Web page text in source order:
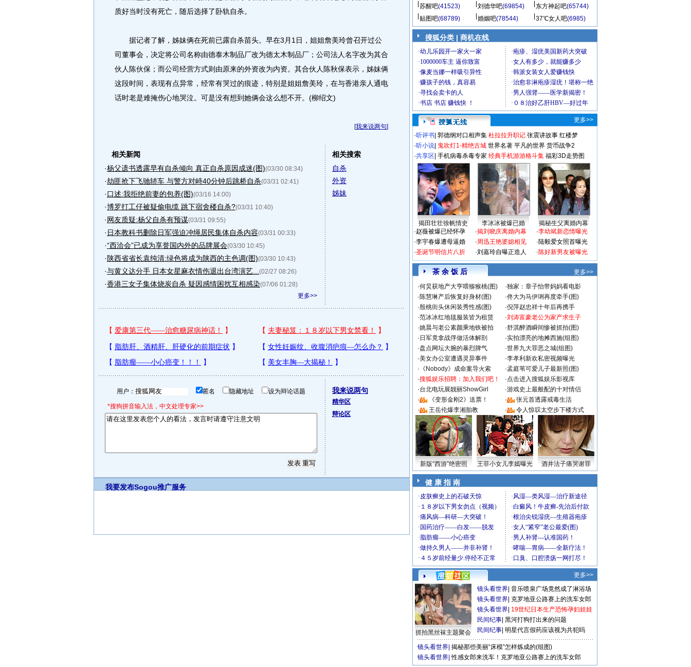
质好当时没有死亡，随后选择了卧轨自杀。
据记者了解，姊妹俩在死前已露自杀苗头。早在3月1日，姐姐詹美玲曾召开过公
司董事会，决定将公司名称由德泰木制品厂改为德太木制品厂；公司法人名字改为其合
伙人陈伙保；而公司经营方式则由原来的外资改为内资。其合伙人陈秋保表示，姊妹俩
这段时间，表现有点异常，经常有哭过的痕迹，特别是姐姐詹美玲，在与香港亲人通电
话时老是难掩伤心地哭泣。可是没有想到她俩会这么想不开。(柳绍文)
[我来说两句]
相关新闻
·杨父遗书透露早有自杀倾向 真正自杀原因成迷(图)(03/30 08:34)
·劫匪抢下飞驰轿车 与警方对峙40分钟后跳桥自杀(03/31 02:41)
·口述:我拒绝前妻的包养(图)(03/16 14:00)
·博罗打工仔被疑偷电缆 跳下宿舍楼自杀?(03/31 10:40)
·网友质疑:杨父自杀有预谋(03/31 09:55)
· 日本教科书删除日军强迫冲绳居民集体自杀内容(03/31 00:33)
·“西洽会”已成为享誉国内外的品牌展会(03/30 10:45)
· 陕西省省长袁纯清:绿色将成为陕西的主色调(图)(03/30 10:43)
·与黄义达分手 日本女星麻衣情伤退出台湾演艺... (02/27 08:26)
·香港三女子集体烧炭自杀 疑因感情困扰互相感染(07/06 01:28)
更多>>
相关搜索
自杀
外资
姊妹
用户： 匿名 隐藏地址 设为辩论话题
*搜狗拼音输入法，中文处理专家>>
我来说两句
精华区
辩论区
我要发布Sogou推广服务
苏醒吧(41523) 刘德华吧(69854) 东方神起吧(65744)
贴图吧(68789) 婚姻吧(78544) 37℃女人吧(6985)
搜狐分类 | 商机在线
更多>>
·听评书 郭德纲对口相声集 杜拉拉升职记 张震讲故事 红楼梦
·听小说 鬼吹灯1-精绝古城 世界名著 平凡的世界 货币战争2
·共享区 手机病毒杀毒专家 经典手机游游格斗集 福彩3D走势图
揭田壮壮徐帆情史 李冰冰被爆已婚
揭秘生父离婚内幕
·赵薇被爆已经怀孕
·李宇春爆遭母逼婚
·圣诞节明信片八折
·揭刘晓庆离婚内幕
·周迅王艳婆媳相见
·刘嘉玲自曝正造人
·李幼斌新恋情曝光
·陆毅爱女照首曝光
·陈好新男友被曝光
茶 余 饭 后
更多>>
·何炅获地产大亨喂猕猴桃(图) ·独家：章子怡带妈妈看电影
·陈慧琳产后恢复好身材(图) ·佟大为马伊琍再度牵手(图)
·殷桃街头休闲装秀性感(图) ·倪萍赵忠祥十年后再携手
·范冰冰红地毯服装皆为租赁 ·刘涛富豪老公为家产求生子
·姚晨与老公素颜乘地铁被拍 ·舒淇醉酒瞬间惨被抓拍(图)
· 日军竟拿战俘做活体解剖 ·实拍漂亮的地摊西施(组图)
·盘点网坛大腕的暴烈脾气 ·世界九大罪恶之城(组图)
·美女办公室遭遇灵异事件 ·李孝利新欢私密视频曝光
· 《Nobody》成命案导火索 ·孟庭苇可爱儿子最新照(图)
·搜狐娱乐招聘：加入我们吧！ ·点击进入搜狐娱乐影视库
·台北电玩展靓丽ShowGirl ·游戏史上最般配的十对情侣
·
《变形金刚2》送票！ ·
张元首透露戒毒生活
·
王岳伦爆李湘胎教 · 令人惊叹太空步下楼方式
新版“西游”绝密照 王菲小女儿李嫣曝光 酒井法子痛哭谢罪
健 康 指 南
更多>>
抓拍黑丝袜主题聚会
镜头看世界 音乐喷泉广场竟然成了淋浴场
镜头看世界 克罗地亚公路赛上的洗车女郎
镜头看世界 19世纪日本生产恐怖孕妇娃娃
民间纪事 黑河打狗打出来的问题
民间纪事 明星代言假药应该视为共犯吗
镜头看世界 揭秘那些美丽“床模”怎样炼成的(组图)
镜头看世界 性感女郎来洗车！克罗地亚公路赛上的洗车女郎